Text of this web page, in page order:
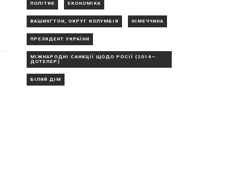
ПОЛІТИК ЕКОНОМІКА
ВАШИНГТОН, ОКРУГ КОЛУМБІЯ НІМЕЧЧИНА
ПРЕЗИДЕНТ УКРАЇНИ
МІЖНАРОДНІ САНКЦІЇ ЩОДО РОСІЇ (2014—
ДОТЕПЕР)
БІЛИЙ ДІМ